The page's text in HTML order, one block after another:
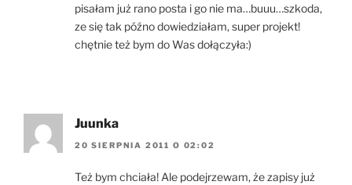
pisałam już rano posta i go nie ma…buuu…szkoda,
ze się tak późno dowiedziałam, super projekt!
chętnie też bym do Was dołączyła:)
Juunka
20 SIERPNIA 2011 O 02:02
Też bym chciała! Ale podejrzewam, że zapisy już